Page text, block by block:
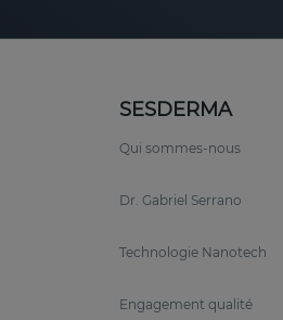
SESDERMA
Qui sommes-nous
Dr. Gabriel Serrano
Technologie Nanotech
Engagement qualité